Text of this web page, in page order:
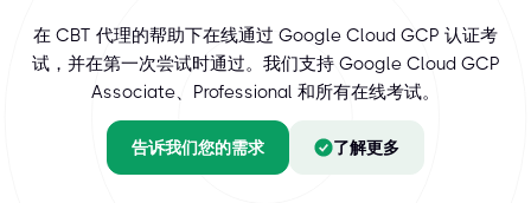
在 CBT 代理的帮助下在线通过 Google Cloud GCP 认证考
试，并在第一次尝试时通过。我们支持 Google Cloud GCP
Associate、Professional 和所有在线考试。
告诉我们您的需求 了解更多